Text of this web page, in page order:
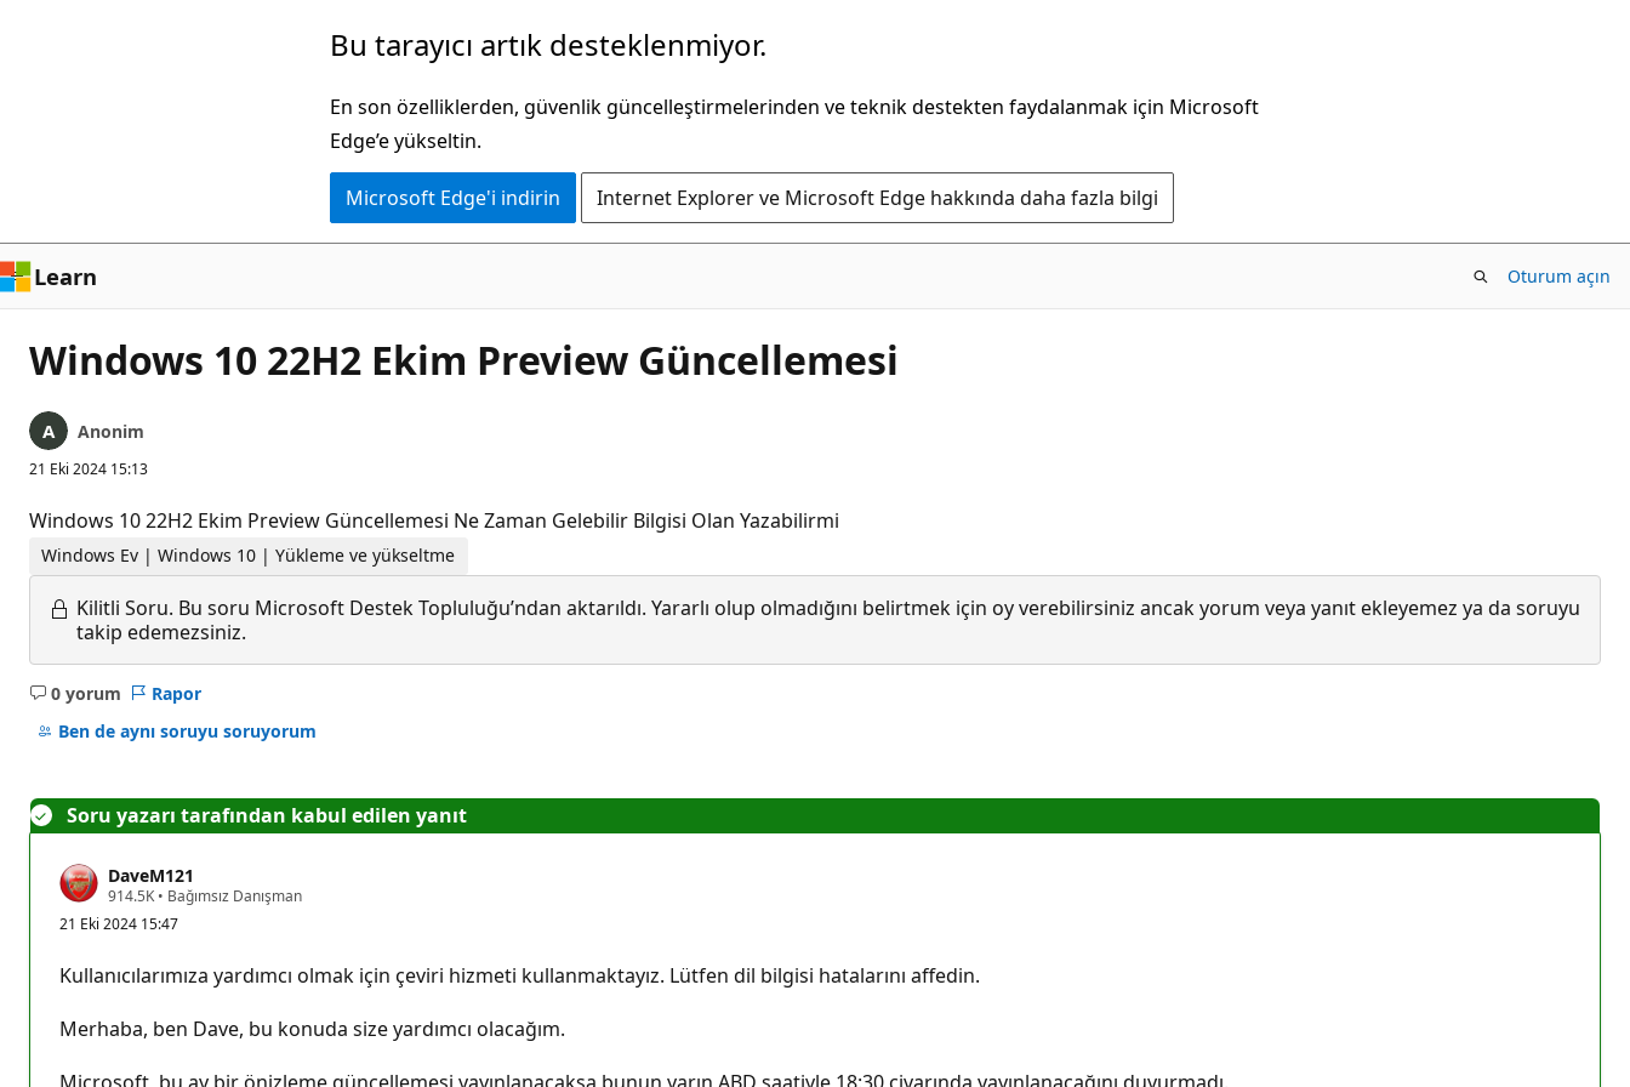
Bu tarayıcı artık desteklenmiyor.
En son özelliklerden, güvenlik güncelleştirmelerinden ve teknik destekten faydalanmak için Microsoft
Edge’e yükseltin.
Microsoft Edge'i indirin Internet Explorer ve Microsoft Edge hakkında daha fazla bilgi
Learn Oturum açın
Windows 10 22H2 Ekim Preview Güncellemesi
Anonim
21 Eki 2024 15:13
Windows 10 22H2 Ekim Preview Güncellemesi Ne Zaman Gelebilir Bilgisi Olan Yazabilirmi
Windows Ev | Windows 10 | Yükleme ve yükseltme
Kilitli Soru. Bu soru Microsoft Destek Topluluğu’ndan aktarıldı. Yararlı olup olmadığını belirtmek için oy verebilirsiniz ancak yorum veya yanıt ekleyemez ya da soruyu
takip edemezsiniz.
0 yorum
Açıklama
yok
Rapor
Ben de aynı soruyu soruyorum
Soru yazarı tarafından kabul edilen yanıt
DaveM121
914.5K S
y
ı
n
ı
k
u
• Bağımsız Danışman
21 Eki 2024 15:47
Kullanıcılarımıza yardımcı olmak için çeviri hizmeti kullanmaktayız. Lütfen dil bilgisi hatalarını affedin.
Merhaba, ben Dave, bu konuda size yardımcı olacağım.
Microsoft, bu ay bir önizleme güncellemesi yayınlanacaksa bunun yarın ABD saatiyle 18:30 civarında yayınlanacağını duyurmadı.